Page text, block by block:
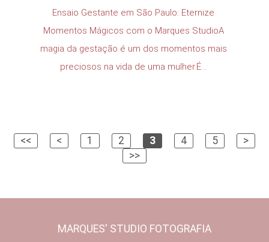
Ensaio Gestante em São Paulo: Eternize
Momentos Mágicos com o Marques StudioA
magia da gestação é um dos momentos mais
preciosos na vida de uma mulher.É...
<< < 1 2 3 4 5
>
>>
MARQUES' STUDIO FOTOGRAFIA